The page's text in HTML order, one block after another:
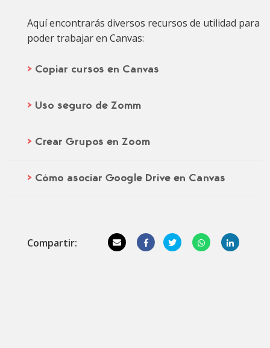
Aquí encontrarás diversos recursos de utilidad para
poder trabajar en Canvas:
> Copiar cursos en Canvas
> Uso seguro de Zomm
> Crear Grupos en Zoom
> Cómo asociar Google Drive en Canvas
Compartir: